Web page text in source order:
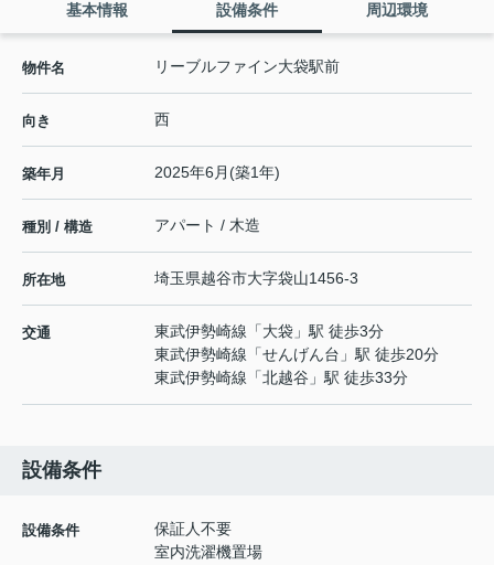
基本情報 設備条件 周辺環境
物件名 リーブルファイン大袋駅前
向き 西
築年月 2025年6月(築1年)
種別 / 構造 アパート / 木造
所在地 埼玉県越谷市大字袋山1456-3
交通 東武伊勢崎線 「大袋 」駅 徒歩3分
東武伊勢崎線 「せんげん台 」駅 徒歩20分
東武伊勢崎線 「北越谷 」駅 徒歩33分
設備条件
設備条件
保証人不要
室内洗濯機置場